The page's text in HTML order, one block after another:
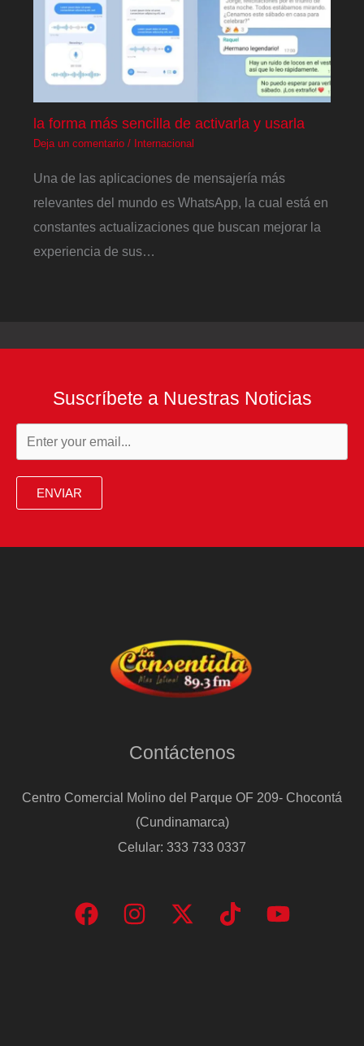
la forma más sencilla de activarla y usarla
Deja un comentario / Internacional
Una de las aplicaciones de mensajería más
relevantes del mundo es WhatsApp, la cual está en
constantes actualizaciones que buscan mejorar la
experiencia de sus…
Suscríbete a Nuestras Noticias
ENVIAR
Contáctenos
Centro Comercial Molino del Parque OF 209- Chocontá
(Cundinamarca)
Celular: 333 733 0337